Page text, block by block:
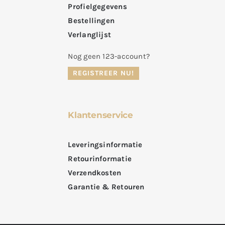
Profielgegevens
Bestellingen
Verlanglijst
Nog geen 123-account?
REGISTREER NU!
Klantenservice
Leveringsinformatie
Retourinformatie
Verzendkosten
Garantie & Retouren